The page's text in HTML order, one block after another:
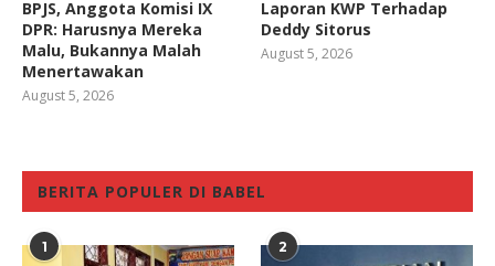
BPJS, Anggota Komisi IX
DPR: Harusnya Mereka
Malu, Bukannya Malah
Menertawakan
August 5, 2026
Laporan KWP Terhadap
Deddy Sitorus
August 5, 2026
BERITA POPULER DI BABEL
1 2